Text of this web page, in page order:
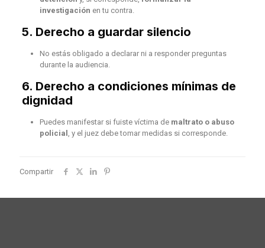
investigación en tu contra.
5. Derecho a guardar silencio
No estás obligado a declarar ni a responder preguntas
durante la audiencia.
6. Derecho a condiciones mínimas de
dignidad
Puedes manifestar si fuiste víctima de maltrato o abuso
policial
, y el juez debe tomar medidas si corresponde.
Compartir